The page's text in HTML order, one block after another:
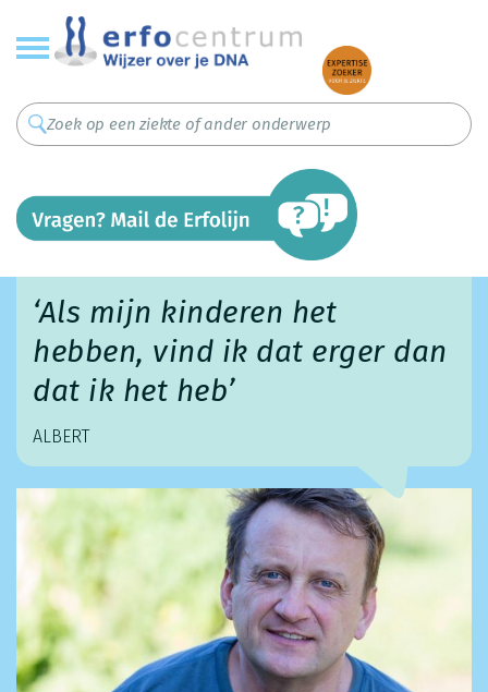
Overslaan
en
naar
inhoud
gaan
‘Als mijn kinderen het
hebben, vind ik dat erger dan
dat ik het heb’
ALBERT